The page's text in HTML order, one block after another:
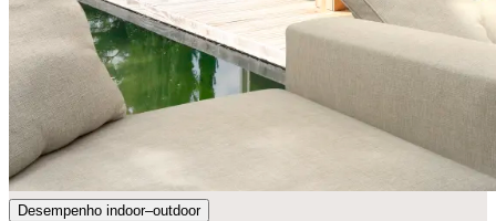
Desempenho indoor–outdoor